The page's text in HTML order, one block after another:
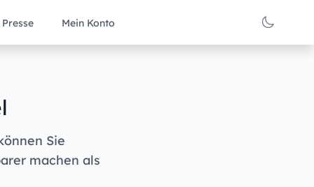
Presse Mein Konto
Sie
machen als